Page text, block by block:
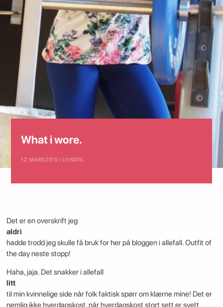
What i wore.
12. MARS 2015 | LIVSSTIL
Det er en overskrift jeg
aldri
hadde trodd jeg skulle få bruk for her på bloggen i allefall. Outfit of
the day neste stopp!
Haha, jaja. Det snakker i allefall
litt
til min kvinnelige side når folk faktisk spørr om klærne mine! Det er
nemlig ikke hverdagskost, når hverdagskost stort sett er svett